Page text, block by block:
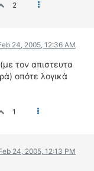
2
24, 2005, 12:36 AM
τον απιστευτα
οπότε λογικά
1
24, 2005, 12:13 PM